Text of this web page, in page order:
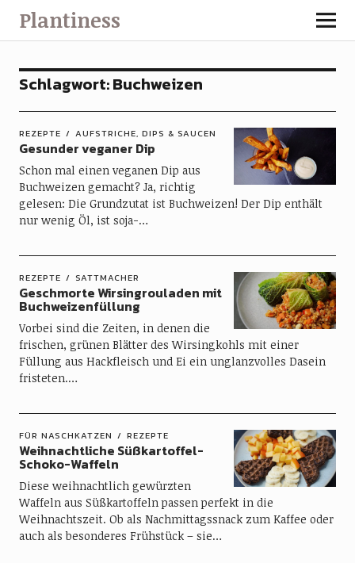
Plantiness
Schlagwort:Buchweizen
REZEPTE AUFSTRICHE, DIPS & SAUCEN
Gesunder veganer Dip
Schon mal einen veganen Dip aus
Buchweizen gemacht? Ja, richtig
gelesen: Die Grundzutat ist Buchweizen! Der Dip enthält
nur wenig Öl, ist soja-…
REZEPTE SATTMACHER
Geschmorte Wirsingrouladen mit
Buchweizenfüllung
Vorbei sind die Zeiten, in denen die
frischen, grünen Blätter des Wirsingkohls mit einer
Füllung aus Hackfleisch und Ei ein unglanzvolles Dasein
fristeten.…
FÜR NASCHKATZEN REZEPTE
Weihnachtliche Süßkartoffel-
Schoko-Waffeln
Diese weihnachtlich gewürzten
Waffeln aus Süßkartoffeln passen perfekt in die
Weihnachtszeit. Ob als Nachmittagssnack zum Kaffee oder
auch als besonderes Frühstück – sie…